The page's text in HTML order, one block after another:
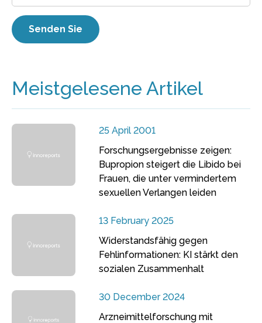
Meistgelesene Artikel
25 April 2001
Forschungsergebnisse zeigen:
Bupropion steigert die Libido bei
Frauen, die unter vermindertem
sexuellen Verlangen leiden
13 February 2025
Widerstandsfähig gegen
Fehlinformationen: KI stärkt den
sozialen Zusammenhalt
30 December 2024
Arzneimittelforschung mit